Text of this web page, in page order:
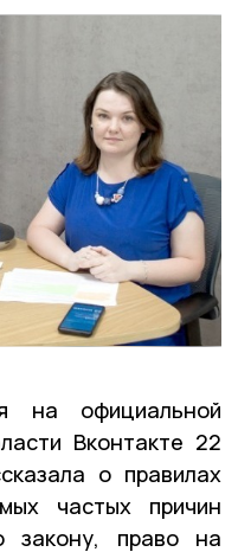
на официальной
Вконтакте 22
о правилах
частых причин
закону, право на